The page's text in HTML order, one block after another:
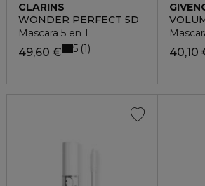
CLARINS
WONDER PERFECT 5D
Mascara 5 en 1
49,60 € 5 1 40,10